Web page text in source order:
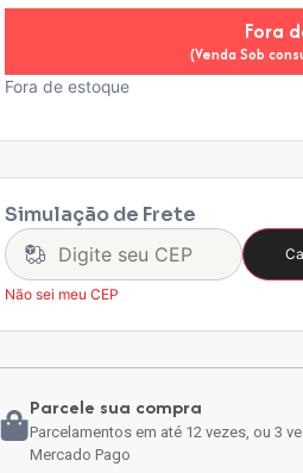
Fora
(Venda Sob
Fora de estoque
Simulação de Frete
Não sei meu CEP
Parcele sua compra
Parcelamentos em até 12 vezes, ou 3
Mercado Pago